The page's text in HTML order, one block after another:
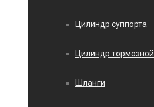
Цилиндр суппорта
Цилиндр тормозной
Шланги